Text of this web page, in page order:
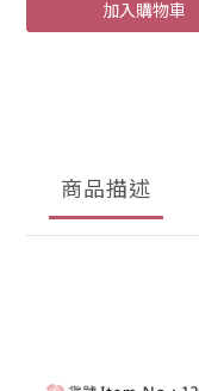
加入購物車
商品描述